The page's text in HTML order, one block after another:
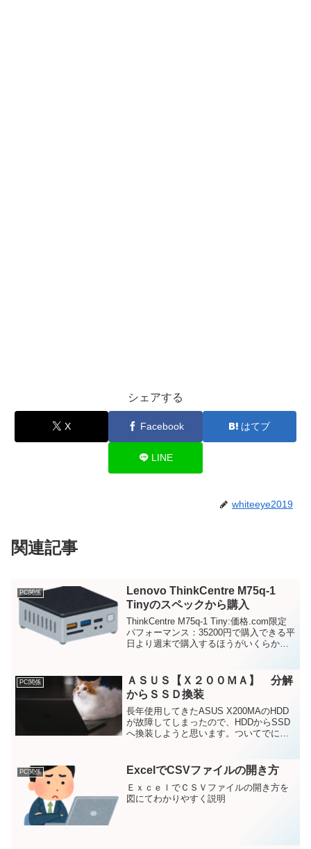
シェアする
X Facebook はてブ
LINE
whiteeye2019
関連記事
PC関係
Lenovo ThinkCentre M75q-1
Tinyのスペックから購入
ThinkCentre M75q-1 Tiny:価格.com限定
パフォーマンス：35200円で購入できる平
日より週末で購入するほうがいくらか安
らいで購入できると思います。
PC関係
ＡＳＵＳ【Ｘ２００ＭＡ】 分解
からＳＳＤ換装
長年使用してきたASUS X200MAのHDD
が故障してしまったので、HDDからSSD
へ換装しようと思います。ついてでに、
PC関係 ExcelでCSVファイルの開き方
ＥｘｃｅｌでＣＳＶファイルの開き方を
図にてわかりやすく説明